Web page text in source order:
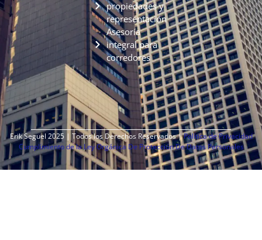
propiedades y
representación
Asesoría
integral para
corredores
Erik Seguel 2025 | Todos los Derechos Reservados |Política de Privacidad
Cumplimiento de la Ley Orgánica De Protección De Datos Personales